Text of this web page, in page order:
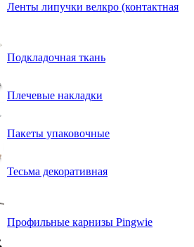
Ленты липучки велкро (контактная
Подкладочная ткань
Плечевые накладки
Пакеты упаковочные
Тесьма декоративная
Профильные карнизы Pingwie